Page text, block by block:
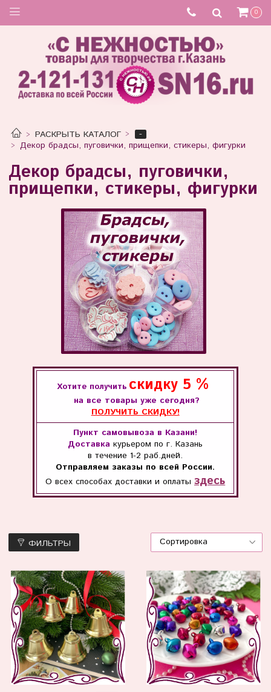
0
РАСКРЫТЬ КАТАЛОГ
-
Декор брадсы, пуговички, прищепки, стикеры, фигурки
Декор брадсы, пуговички,
прищепки, стикеры, фигурки
Хотите получить скидку 5 %
на все товары уже сегодня?
ПОЛУЧИТЬ СКИДКУ!
Пункт самовывоза в Казани!
Доставка курьером по г. Казань
в течение 1-2 раб.дней.
Отправляем заказы по всей России.
О всех способахдоставки и оплатыздесь
ФИЛЬТРЫ